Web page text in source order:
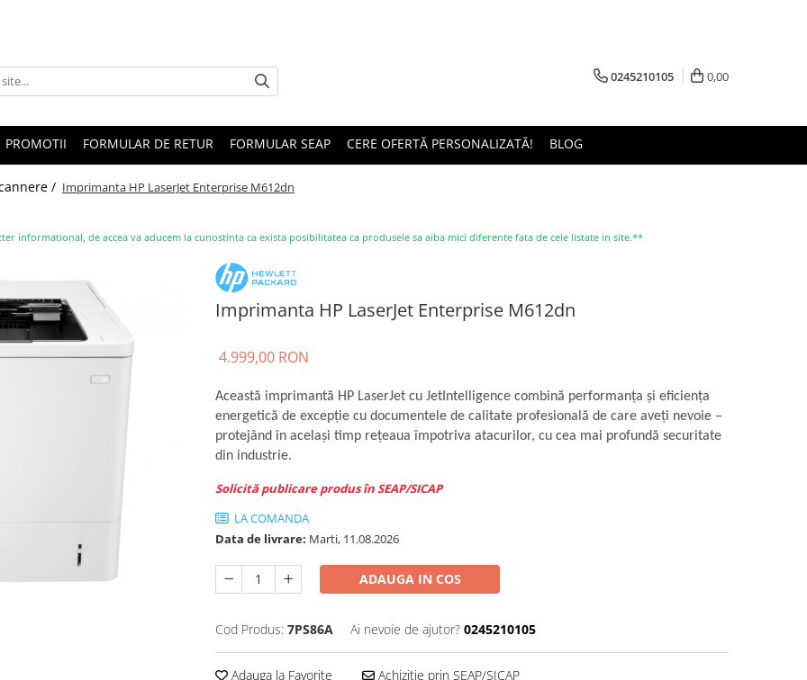
0245210105 0,00
PROMOTII FORMULAR DE RETUR FORMULAR SEAP CERE OFERTĂ PERSONALIZATĂ! BLOG
/ Imprimanta HP LaserJet Enterprise M612dn
informational, de accea va aducem la cunostinta ca exista posibilitatea ca produsele sa aiba mici diferente fata de cele listate in site.**
Imprimanta HP LaserJet Enterprise M612dn
4.999,00 RON
Această imprimantă HP LaserJet cu JetIntelligence combină performanţa şi eficienţa
energetică de excepţie cu documentele de calitate profesională de care aveţi nevoie –
protejând în acelaşi timp reţeaua împotriva atacurilor, cu cea mai profundă securitate
din industrie.
Solicită publicare produs în SEAP/SICAP
LA COMANDA
Data de livrare: Marti, 11.08.2026
ADAUGA IN COS
Cod Produs: 7PS86A Ai nevoie de ajutor? 0245210105
Adauga la Favorite Achiziție prin SEAP/SICAP